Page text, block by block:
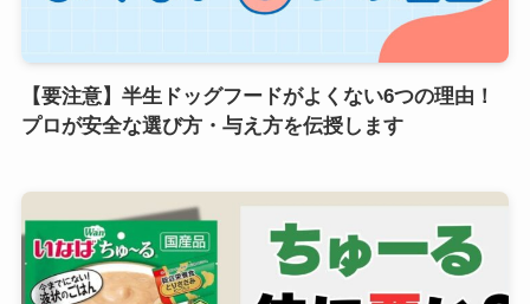
【要注意】半生ドッグフードがよくない6つの理由！
プロが安全な選び方・与え方を伝授します